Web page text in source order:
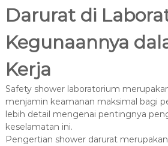
Darurat di
Kegunaannya
Kerja
Safety shower laboratorium
menjamin keamanan maksimal bagi
lebih detail mengenai pentingnya
keselamatan ini.
Pengertian shower darurat